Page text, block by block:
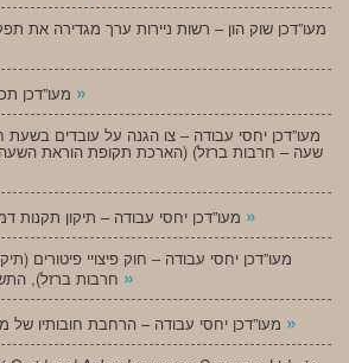
מעו”דכן שוק הון – רשות ניירות ערך מגדירה את
»
»
»
»